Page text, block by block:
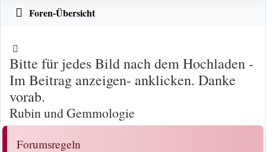
Foren-Übersicht
Bitte für jedes Bild nach dem Hochladen -
Im Beitrag anzeigen- anklicken. Danke
vorab.
Rubin und Gemmologie
Forumsregeln